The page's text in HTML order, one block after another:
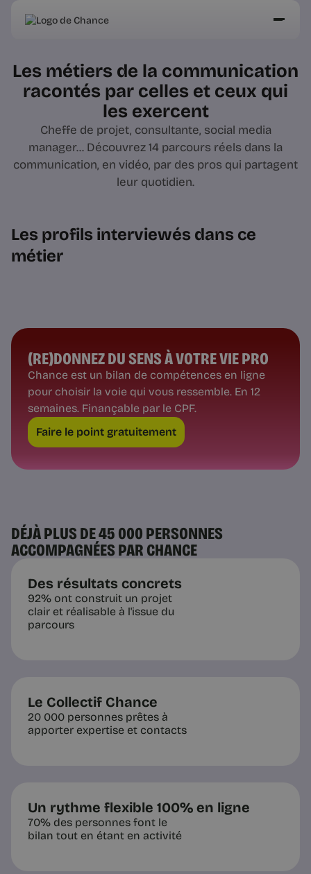
Les métiers de la communication
racontés par celles et ceux qui
les exercent
Cheffe de projet, consultante, social media
manager... Découvrez 14 parcours réels dans la
communication, en vidéo, par des pros qui partagent
leur quotidien.
Les profils interviewés dans ce
métier
(RE)DONNEZ DU SENS À VOTRE VIE PRO
Chance est un bilan de compétences en ligne
pour choisir la voie qui vous ressemble. En 12
semaines. Finançable par le CPF.
Faire le point gratuitement
DÉJÀ PLUS DE 45 000 PERSONNES
ACCOMPAGNÉES PAR CHANCE
Des résultats concrets
92% ont construit un projet
clair et réalisable à l'issue du
parcours
Le Collectif Chance
20 000 personnes prêtes à
apporter expertise et contacts
Un rythme flexible 100% en ligne
70% des personnes font le
bilan tout en étant en activité